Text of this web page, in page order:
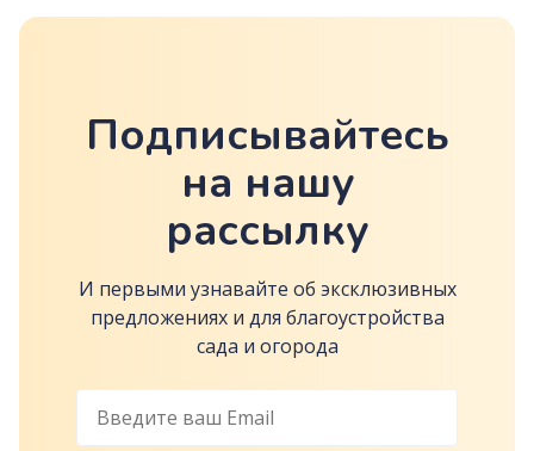
Подписывайтесь
на нашу
рассылку
И первыми узнавайте об эксклюзивных
предложениях и для благоустройства
сада и огорода